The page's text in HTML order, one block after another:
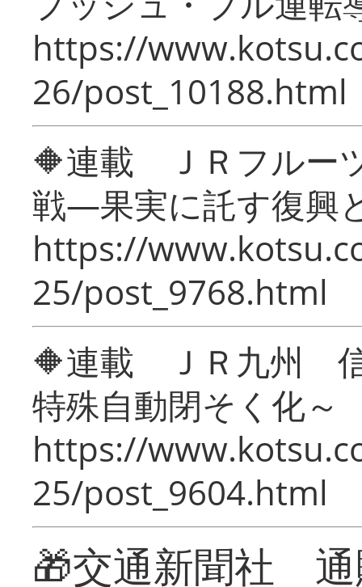
https://
26/post_10188.html
🔶連載 ＪＲフルー
戦―果実に託す復興
https://
25/post_9768.html
🔶連載 ＪＲ九州 信
特殊自動閉そく化～
https://
25/post_9604.html
🎁交通新聞社